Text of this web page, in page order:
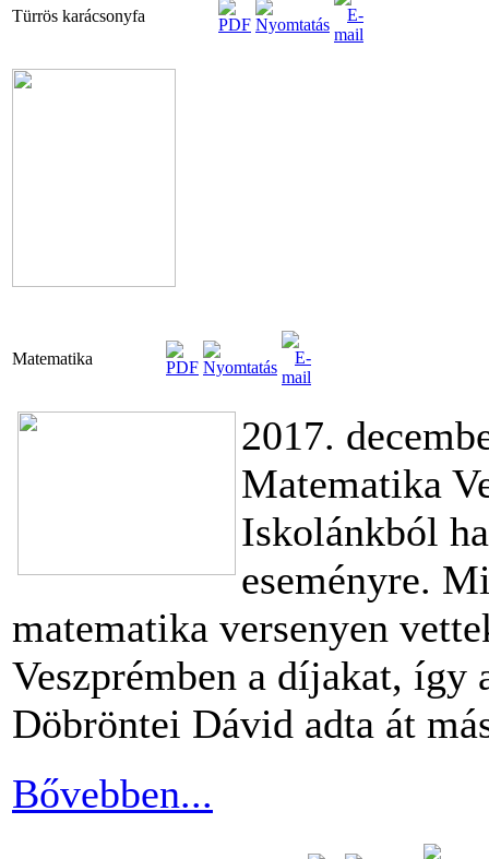
Türrös karácsonyfa
Matematika
2017.
Matematika
Iskolánkból
eseményre.
matematika versenyen
Veszprémben a díjakat, így
Döbröntei Dávid adta át
Bővebben...